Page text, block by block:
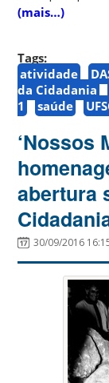
(mais…)
Tags:
atividade
da Cidadania
1
saúde
‘Nossos
abertura
30/09/2016